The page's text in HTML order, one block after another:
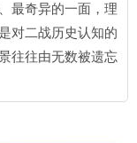
最奇异的一面，理
对二战历史认知的
往往由无数被遗忘